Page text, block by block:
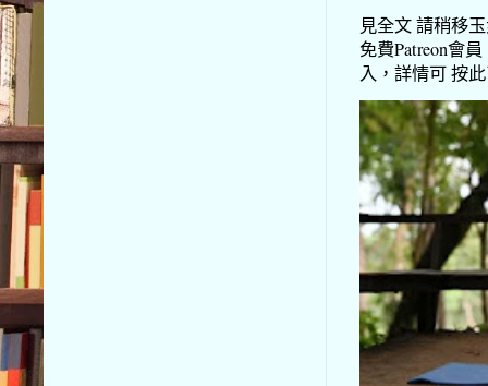
見全文 請稍移
免費Patreon會
入，詳情可 按